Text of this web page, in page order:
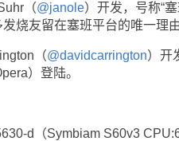
（@janole）开发，号称“
烧友留在塞班平台的唯一理由
（@davidcarrington）开
）登陆。
d（Symbiam S60v3